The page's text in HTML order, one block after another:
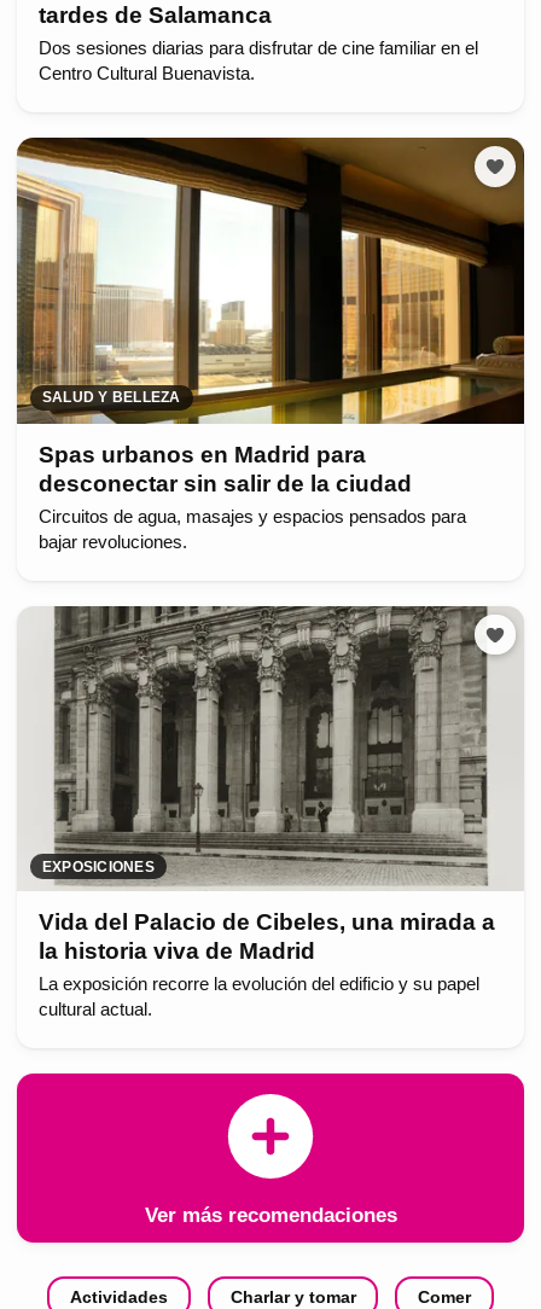
tardes de Salamanca
Dos sesiones diarias para disfrutar de cine familiar en el
Centro Cultural Buenavista.
SALUD Y BELLEZA
Spas urbanos en Madrid para
desconectar sin salir de la ciudad
Circuitos de agua, masajes y espacios pensados para
bajar revoluciones.
EXPOSICIONES
Vida del Palacio de Cibeles, una mirada a
la historia viva de Madrid
La exposición recorre la evolución del edificio y su papel
cultural actual.
Ver más recomendaciones
Actividades Charlar y tomar Comer